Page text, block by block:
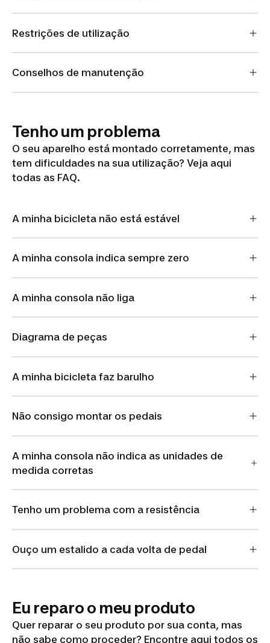
Restrições de utilização
Conselhos de manutenção
Tenho um problema
O seu aparelho está montado corretamente, mas
tem dificuldades na sua utilização? Veja aqui
todas as FAQ.
A minha bicicleta não está estável
A minha consola indica sempre zero
A minha consola não liga
Diagrama de peças
A minha bicicleta faz barulho
Não consigo montar os pedais
A minha consola não indica as unidades de
medida corretas
Tenho um problema com a resistência
Ouço um estalido a cada volta de pedal
Eu reparo o meu produto
Quer reparar o seu produto por sua conta, mas
não sabe como proceder? Encontre aqui todos os